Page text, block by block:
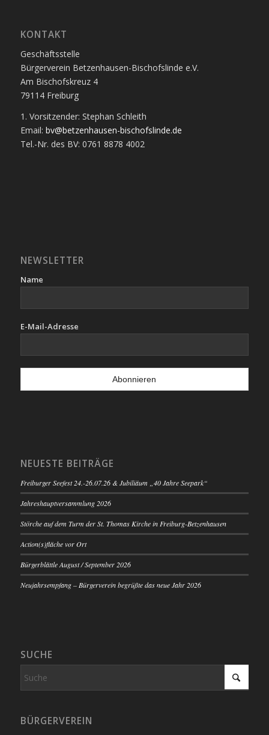
KONTAKT
Geschäftsstelle
Bürgerverein Betzenhausen-Bischofslinde e.V.
Am Bischofskreuz 4
79114 Freiburg
1. Vorsitzender: Stephan Schleith
Email: bv@betzenhausen-bischofslinde.de
Tel.-Nr. des BV: 0761 8878 4002
NEWSLETTER
Name
E-Mail-Adresse
NEUESTE BEITRÄGE
Freiburger Seefest 24.-26.07.26 & Jubiliäum „40 Jahre Seepark“
Jahreshauptversammlung 2026
Störche auf dem Turm der St. Thomas Kirche in Freiburg-Betzenhausen
Action(s)fläche vor Ort
Bürgerblättle August / September 2026
Neujahrsempfang – Bürgerverein begrüßte das neue Jahr 2026
SUCHE
BÜRGERVEREIN